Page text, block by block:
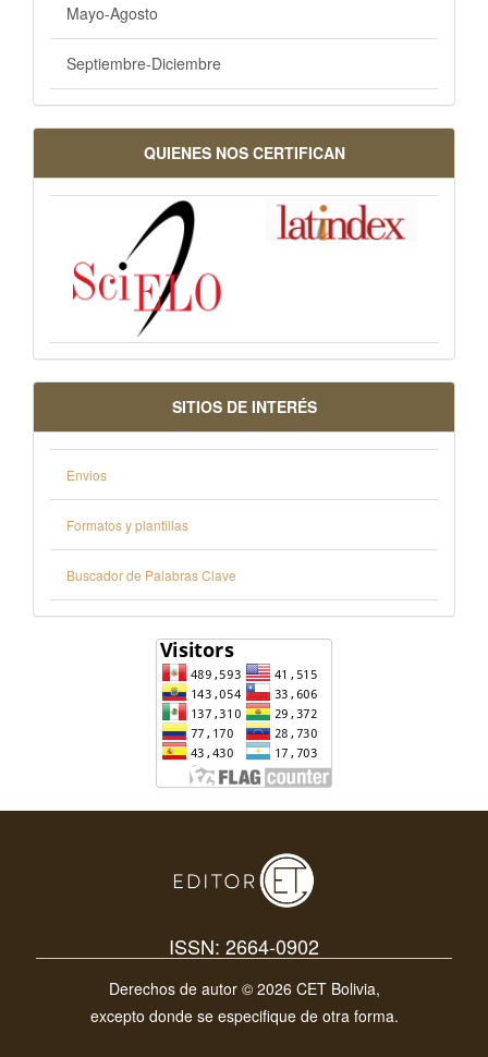
Mayo-Agosto
Septiembre-Diciembre
QUIENES NOS CERTIFICAN
SITIOS DE INTERÉS
Envios
Formatos y plantillas
Buscador de Palabras Clave
ISSN: 2664-0902
Derechos de autor © 2026 CET Bolivia,
excepto donde se especifique de otra forma.